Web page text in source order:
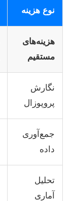
نوع هزینه
هزینه‌های
مستقیم
نگارش
پروپوزال
جمع‌آوری
داده
تحلیل
آماری